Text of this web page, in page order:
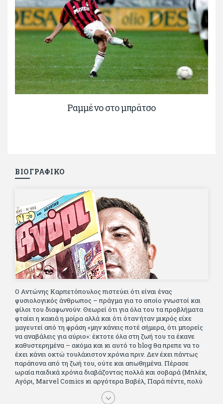
Ραμμένο στο μπράτσο
ΒΙΟΓΡΑΦΙΚΟ
Ο Αντώνης Καρπετόπουλος πιστεύει ότι είναι ένας
φυσιολογικός άνθρωπος – πράγμα για το οποίο γνωστοί και
φίλοι του διαφωνούν. Θεωρεί ότι για όλα του τα προβλήματα
φταίει η κακιά η μοίρα αλλά και ότι όταν ήταν μικρός είχε
μαγευτεί από τη φράση «μην κάνεις ποτέ σήμερα, ότι μπορείς
να αναβάλεις για αύριο»: έκτοτε όλα στη ζωή του τα έκανε
καθυστερημένα – ακόμα και κι αυτό το blog θα πρεπε να το
έχει κάνει οκτώ τουλάχιστον χρόνια πριν. Δεν έχει πάντως
παράπονα από τη ζωή του, ούτε και απωθημένα. Πέρασε
ωραία παιδικά χρόνια διαβάζοντας πολλά και σοβαρά (Μπλέκ,
Αγόρι, Μarvel Comics κι αργότερα Βαβέλ, Παρά πέντε, πολύ
Αλέξανδρο Δουμά και αρκετό Ιούλιο Βέρν πριν τον κερδίσουν
τα αστυνομικά), απέκτησε τους σωστούς φίλους κυρίως γιατί